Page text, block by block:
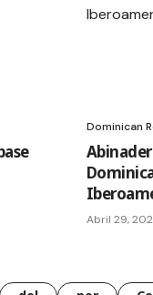
Dominican
Abril 29,